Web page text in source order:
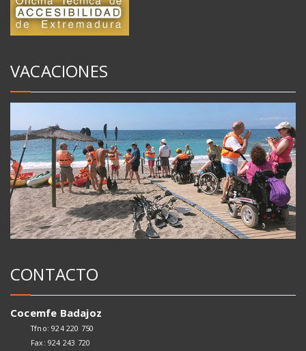
VACACIONES
CONTACTO
Cocemfe Badajoz
Tfno: 924 220 750
Fax: 924 243 720